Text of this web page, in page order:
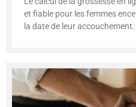
et fiable pour les femmes
la date de leur accouchement.